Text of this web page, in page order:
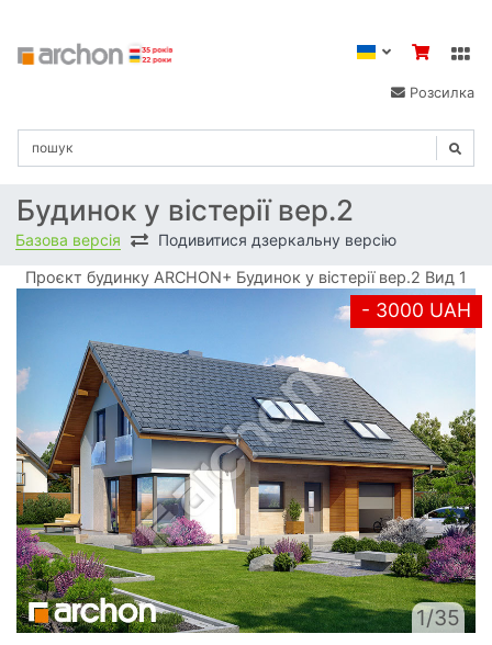
Розсилка
Будинок у вістерії вер.2
Базова версія Подивитися дзеркальну версію
Проєкт будинку ARCHON+ Будинок у вістерії вер.2 Вид 1
- 3000 UAH
1/35